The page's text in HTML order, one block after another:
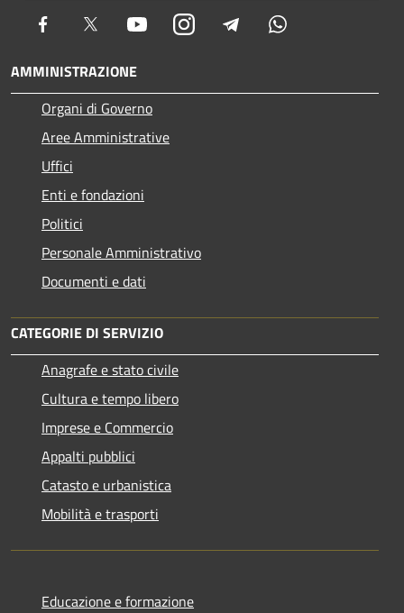
Facebook Twitter YoutubeInstagram Telegram
AMMINISTRAZIONE
Organi di Governo
Aree Amministrative
Uffici
Enti e fondazioni
Politici
Personale Amministrativo
Documenti e dati
CATEGORIE DI SERVIZIO
Anagrafe e stato civile
Cultura e tempo libero
Imprese e Commercio
Appalti pubblici
Catasto e urbanistica
Mobilità e trasporti
Educazione e formazione